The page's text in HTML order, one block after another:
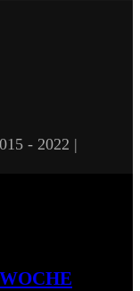
- 2022 |